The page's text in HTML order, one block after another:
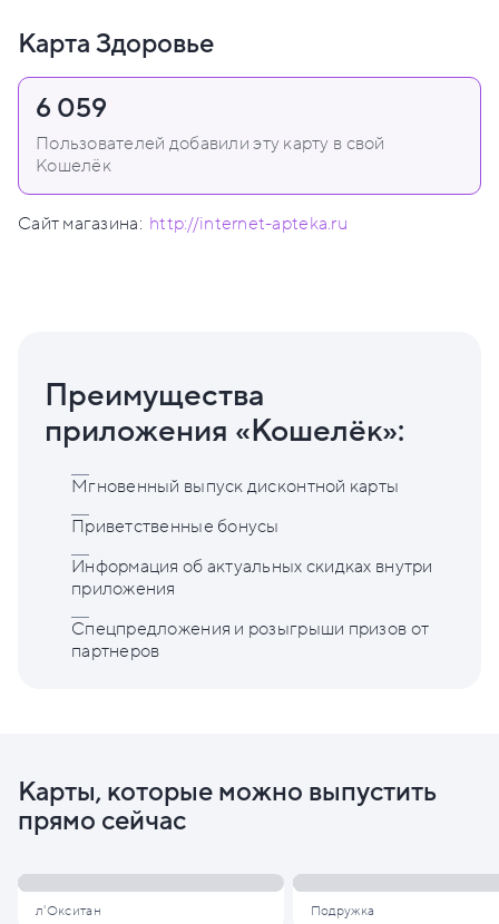
Карта Здоровье
6 059
Пользователей добавили эту карту в свой
Кошелёк
Сайт магазина: http://internet-apteka.ru
Преимущества
приложения «Кошелёк»:
Мгновенный выпуск дисконтной карты
Приветственные бонусы
Информация об актуальных скидках внутри
приложения
Спецпредложения и розыгрыши призов от
партнеров
Карты, которые можно выпустить
прямо сейчас
л'Окситан Подружка